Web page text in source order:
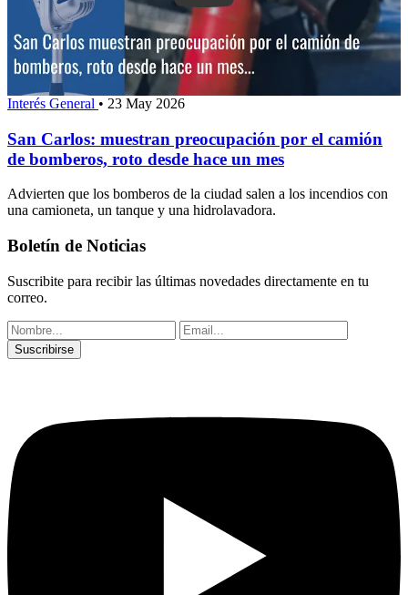
Interés General • 23 May 2026
San Carlos: muestran preocupación por el camión
de bomberos, roto desde hace un mes
Advierten que los bomberos de la ciudad salen a los incendios con
una camioneta, un tanque y una hidrolavadora.
Boletín de Noticias
Suscribite para recibir las últimas novedades directamente en tu
correo.
Suscribirse